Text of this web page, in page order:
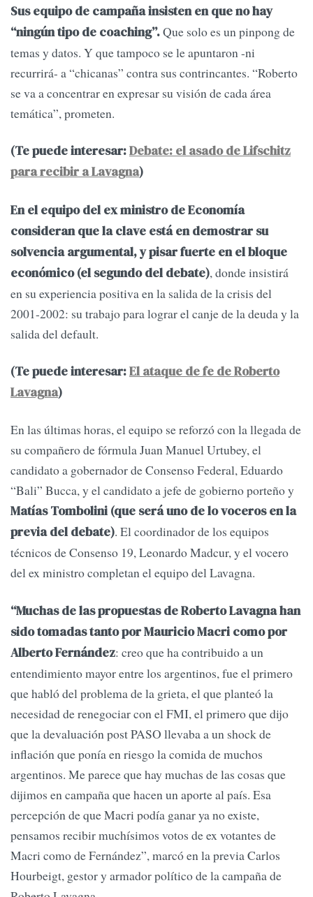
Sus equipo de campaña insisten en que no hay
“ningún tipo de coaching”.Que solo es un pinpong de
temas y datos. Y que tampoco se le apuntaron -ni
recurrirá- a “chicanas” contra sus contrincantes. “Roberto
se va a concentrar en expresar su visión de cada área
temática”, prometen.
(Te puede interesar:Debate: el asado de Lifschitz
para recibir a Lavagna)
En el equipo del ex ministro de Economía
consideran que la clave está en demostrar su
solvencia argumental, y pisar fuerte en el bloque
económico (el segundo del debate), donde insistirá
en su experiencia positiva en la salida de la crisis del
2001-2002: su trabajo para lograr el canje de la deuda y la
salida del default.
(Te puede interesar:El ataque de fe de Roberto
Lavagna)
En las últimas horas, el equipo se reforzó con la llegada de
su compañero de fórmula Juan Manuel Urtubey, el
candidato a gobernador de Consenso Federal, Eduardo
“Bali” Bucca, y el candidato a jefe de gobierno porteño y
Matías Tombolini (que será uno de lo voceros en la
previa del debate). El coordinador de los equipos
técnicos de Consenso 19, Leonardo Madcur, y el vocero
del ex ministro completan el equipo del Lavagna.
“Muchas de las propuestas de Roberto Lavagna han
sido tomadas tanto por Mauricio Macri como por
Alberto Fernández: creo que ha contribuido a un
entendimiento mayor entre los argentinos, fue el primero
que habló del problema de la grieta, el que planteó la
necesidad de renegociar con el FMI, el primero que dijo
que la devaluación post PASO llevaba a un shock de
inflación que ponía en riesgo la comida de muchos
argentinos. Me parece que hay muchas de las cosas que
dijimos en campaña que hacen un aporte al país. Esa
percepción de que Macri podía ganar ya no existe,
pensamos recibir muchísimos votos de ex votantes de
Macri como de Fernández”, marcó en la previa Carlos
Hourbeigt, gestor y armador político de la campaña de